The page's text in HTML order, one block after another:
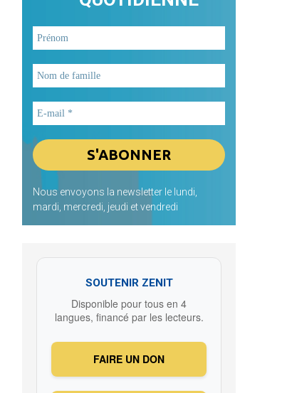
Nous envoyons la newsletter le lundi,
mardi, mercredi, jeudi et vendredi
SOUTENIR ZENIT
Disponible pour tous en 4
langues, financé par les lecteurs.
FAIRE UN DON